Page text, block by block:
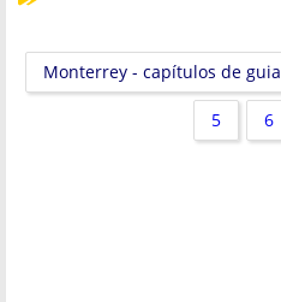
Monterrey - capítulos de guia
5 6